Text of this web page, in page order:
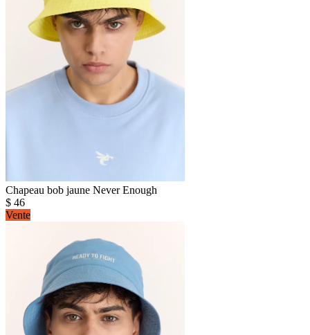
Chapeau bob jaune Never Enough
$ 46
Vente